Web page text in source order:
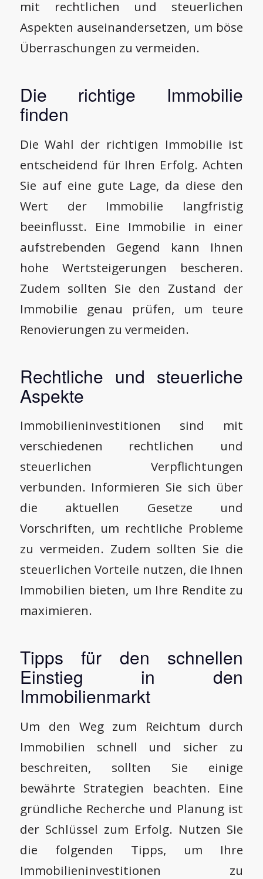
mit rechtlichen und steuerlichen
Aspekten auseinandersetzen, um böse
Überraschungen zu vermeiden.
Die richtige Immobilie
finden
Die Wahl der richtigen Immobilie ist
entscheidend für Ihren Erfolg. Achten
Sie auf eine gute Lage, da diese den
Wert der Immobilie langfristig
beeinflusst. Eine Immobilie in einer
aufstrebenden Gegend kann Ihnen
hohe Wertsteigerungen bescheren.
Zudem sollten Sie den Zustand der
Immobilie genau prüfen, um teure
Renovierungen zu vermeiden.
Rechtliche und steuerliche
Aspekte
Immobilieninvestitionen sind mit
verschiedenen rechtlichen und
steuerlichen Verpflichtungen
verbunden. Informieren Sie sich über
die aktuellen Gesetze und
Vorschriften, um rechtliche Probleme
zu vermeiden. Zudem sollten Sie die
steuerlichen Vorteile nutzen, die Ihnen
Immobilien bieten, um Ihre Rendite zu
maximieren.
Tipps für den schnellen
Einstieg in den
Immobilienmarkt
Um den Weg zum Reichtum durch
Immobilien schnell und sicher zu
beschreiten, sollten Sie einige
bewährte Strategien beachten. Eine
gründliche Recherche und Planung ist
der Schlüssel zum Erfolg. Nutzen Sie
die folgenden Tipps, um Ihre
Immobilieninvestitionen zu